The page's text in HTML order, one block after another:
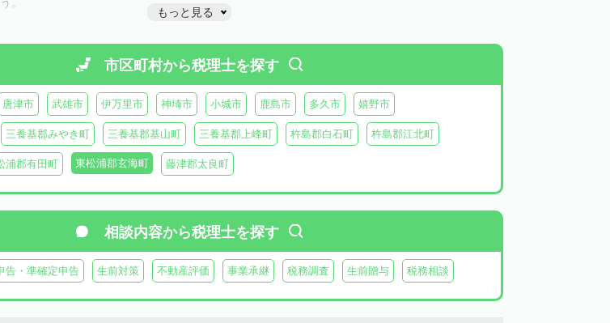
もっと見る
市区町村から税理士を探す
唐津市 武雄市 伊万里市 神埼市 小城市 鹿島市 多久市 嬉野市
三養基郡みやき町 三養基郡基山町 三養基郡上峰町 杵島郡白石町 杵島郡江北町
浦郡有田町 東松浦郡玄海町 藤津郡太良町
相談内容から税理士を探す
告・準確定申告 生前対策 不動産評価 事業承継 税務調査 生前贈与 税務相談